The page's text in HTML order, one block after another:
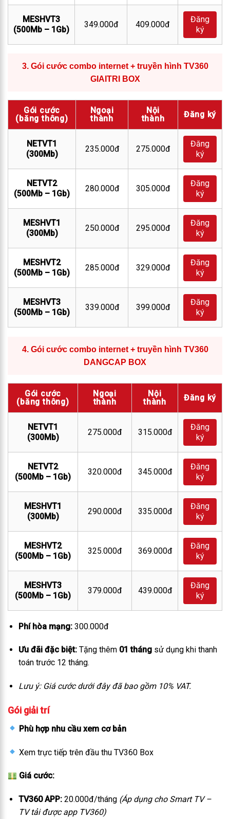
MESHVT3
(500Mb – 1Gb)
349.000đ 409.000đ
Đăng
ký
3. Gói cước combo internet + truyền hình TV360
GIAITRI BOX
Gói cước
(băng thông)
Ngoại
thành
Nội
thành
Đăng ký
NETVT1
(300Mb)
235.000đ 275.000đ
Đăng
ký
NETVT2
(500Mb – 1Gb)
280.000đ 305.000đ
Đăng
ký
MESHVT1
(300Mb)
250.000đ 295.000đ
Đăng
ký
MESHVT2
(500Mb – 1Gb)
285.000đ 329.000đ
Đăng
ký
MESHVT3
(500Mb – 1Gb)
339.000đ 399.000đ
Đăng
ký
4. Gói cước combo internet + truyền hình TV360
DANGCAP BOX
Gói cước
(băng thông)
Ngoại
thành
Nội
thành
Đăng ký
NETVT1
(300Mb)
275.000đ 315.000đ
Đăng
ký
NETVT2
(500Mb – 1Gb)
320.000đ 345.000đ
Đăng
ký
MESHVT1
(300Mb)
290.000đ 335.000đ
Đăng
ký
MESHVT2
(500Mb – 1Gb)
325.000đ 369.000đ
Đăng
ký
MESHVT3
(500Mb – 1Gb)
379.000đ 439.000đ
Đăng
ký
Phí hòa mạng:300.000đ
Ưu đãi đặc biệt:Tặng thêm 01 thángsử dụng khi thanh
toán trước 12 tháng.
Lưu ý: Giá cước dưới đây đã bao gồm 10% VAT.
Gói giải trí
Phù hợp nhu cầu xem cơ bản
Xem trực tiếp trên đầu thu TV360 Box
Giá cước:
TV360 APP:20.000đ/tháng (Áp dụng cho Smart TV –
TV tải được app TV360)